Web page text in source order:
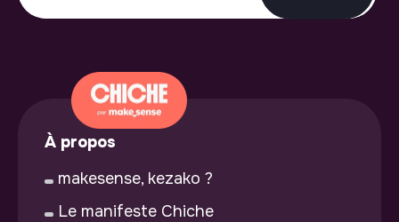
À propos
makesense, kezako ?
Le manifeste Chiche